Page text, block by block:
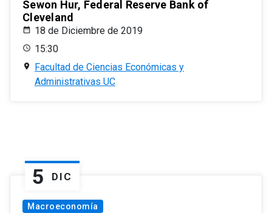
Sewon Hur, Federal Reserve Bank of
Cleveland
18 de Diciembre de 2019
15:30
Facultad de Ciencias Económicas y
Administrativas UC
5 DIC
Macroeconomía